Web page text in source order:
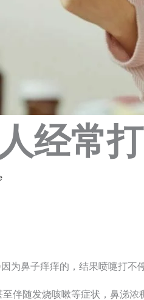
经常
为鼻子痒痒的，结果喷嚏打不
伴随发烧咳嗽等症状，鼻涕浓